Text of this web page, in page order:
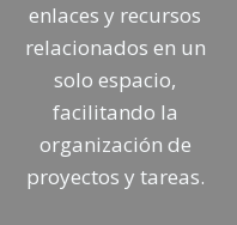
enlaces y recursos
relacionados en un
solo espacio,
facilitando la
organización de
proyectos y tareas.